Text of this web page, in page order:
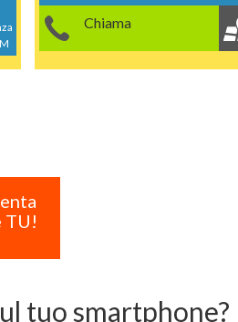
Chiama
TU!
tuo smartphone?